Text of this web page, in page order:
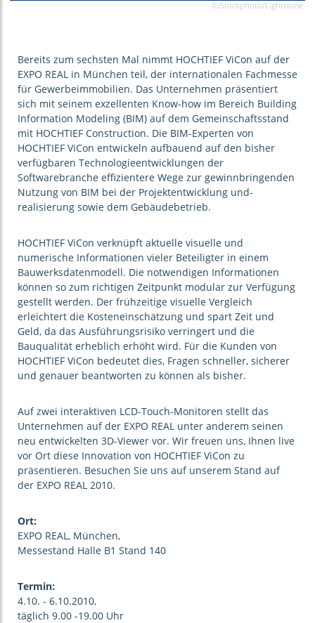
©iStockphoto/Lightcome
Bereits zum sechsten Mal nimmt HOCHTIEF ViCon auf der
EXPO REAL in München teil, der internationalen Fachmesse
für Gewerbeimmobilien. Das Unternehmen präsentiert
sich mit seinem exzellenten Know-how im Bereich Building
Information Modeling (BIM) auf dem Gemeinschaftsstand
mit HOCHTIEF Construction. Die BIM-Experten von
HOCHTIEF ViCon entwickeln aufbauend auf den bisher
verfügbaren Technologieentwicklungen der
Softwarebranche effizientere Wege zur gewinnbringenden
Nutzung von BIM bei der Projektentwicklung und-
realisierung sowie dem Gebäudebetrieb.
HOCHTIEF ViCon verknüpft aktuelle visuelle und
numerische Informationen vieler Beteiligter in einem
Bauwerksdatenmodell. Die notwendigen Informationen
können so zum richtigen Zeitpunkt modular zur Verfügung
gestellt werden. Der frühzeitige visuelle Vergleich
erleichtert die Kosteneinschätzung und spart Zeit und
Geld, da das Ausführungsrisiko verringert und die
Bauqualität erheblich erhöht wird. Für die Kunden von
HOCHTIEF ViCon bedeutet dies, Fragen schneller, sicherer
und genauer beantworten zu können als bisher.
Auf zwei interaktiven LCD-Touch-Monitoren stellt das
Unternehmen auf der EXPO REAL unter anderem seinen
neu entwickelten 3D-Viewer vor. Wir freuen uns, Ihnen live
vor Ort diese Innovation von HOCHTIEF ViCon zu
präsentieren. Besuchen Sie uns auf unserem Stand auf
der EXPO REAL 2010.
Ort:
EXPO REAL, München,
Messestand Halle B1 Stand 140
Termin:
4.10. - 6.10.2010,
täglich 9.00 -19.00 Uhr